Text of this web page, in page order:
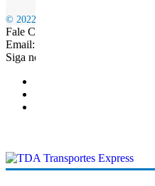
© 2022 TDA EXPRESS | Estafetas
Fale Connosco: +351 968 165
Email:
Siga nossas redes